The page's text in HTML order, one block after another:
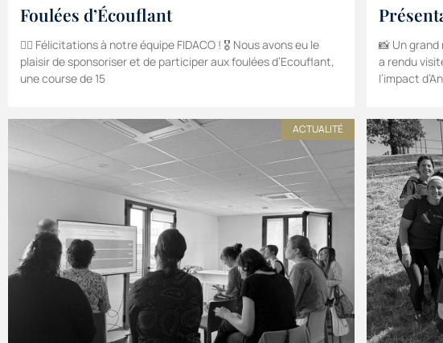
Foulées d’Écouflant
🏃‍♀️ Félicitations à notre équipe FIDACO ! 🎖 Nous avons eu le
plaisir de sponsoriser et de participer aux foulées d’Ecouflant,
une course de 15
📸 Un grand
a rendu
l’impact
ACTUALITÉ